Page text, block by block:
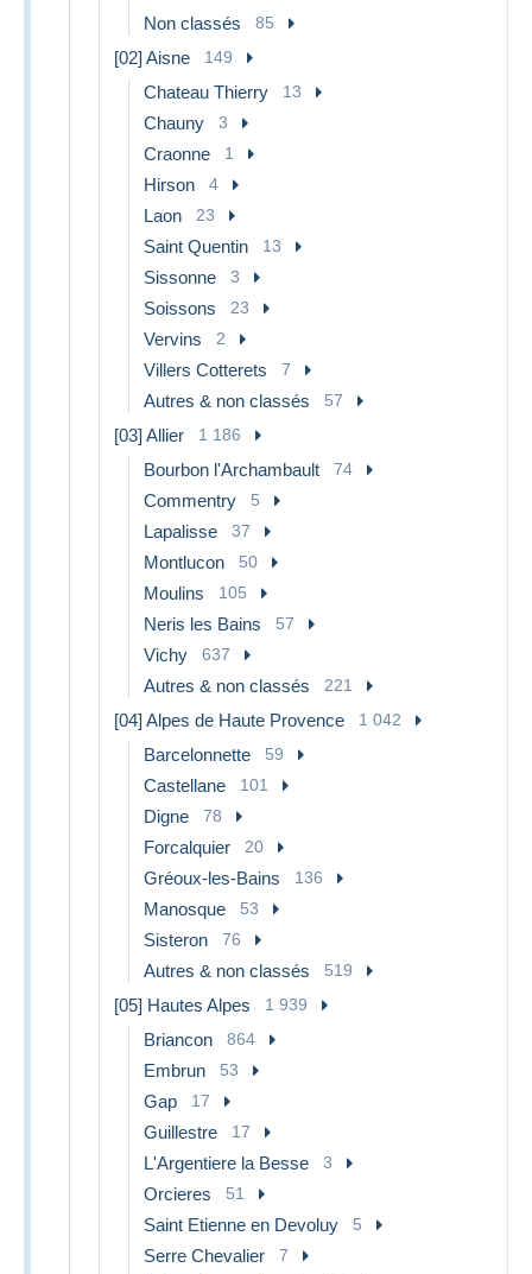
Non classés 85
[02] Aisne 149
Chateau Thierry 13
Chauny 3
Craonne 1
Hirson 4
Laon 23
Saint Quentin 13
Sissonne 3
Soissons 23
Vervins 2
Villers Cotterets 7
Autres & non classés 57
[03] Allier 1 186
Bourbon l'Archambault 74
Commentry 5
Lapalisse 37
Montlucon 50
Moulins 105
Neris les Bains 57
Vichy 637
Autres & non classés 221
[04] Alpes de Haute Provence 1 042
Barcelonnette 59
Castellane 101
Digne 78
Forcalquier 20
Gréoux-les-Bains 136
Manosque 53
Sisteron 76
Autres & non classés 519
[05] Hautes Alpes 1 939
Briancon 864
Embrun 53
Gap 17
Guillestre 17
L'Argentiere la Besse 3
Orcieres 51
Saint Etienne en Devoluy 5
Serre Chevalier 7